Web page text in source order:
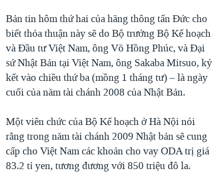
KHOA HỌC
SỨC KHOẺ
VĂN HOÁ
THỂ THAO
MỘT NĂM CHIẾN TRANH TẠI DẢI GAZA
GIẢI MÃ VÀNH ĐAI & CON ĐƯỜNG
NGÀY TỊ NẠN THẾ GIỚI
TRỊNH VĨNH BÌNH - NGƯỜI HẠ 'BÊN THẮNG CUỘC'
GROUND ZERO – XƯA VÀ NAY
CÁC GIÁ TRỊ CỘNG HÒA Ở VIỆT NAM
THƯỢNG ĐỈNH TRUMP-KIM TẠI VIỆT NAM
TRỊNH VĨNH BÌNH VS. CHÍNH PHỦ VIỆT NAM
MẠNG XÃ HỘI
Ngôn ngữ khác
Bản tin hôm thứ hai của hãng thông tấn Đức cho
biết thỏa thuận này sẽ do Bộ trưởng Bộ Kế hoạch
và Đầu tư Việt Nam, ông Võ Hồng Phúc, và Đại
sứ Nhật Bản tại Việt Nam, ông Sakaba Mitsuo, ký
kết vào chiều thứ ba (mồng 1 tháng tư) – là ngày
cuối của năm tài chánh 2008 của Nhật Bản.
Một viên chức của Bộ Kế hoạch ở Hà Nội nói
rằng trong năm tài chánh 2009 Nhật bản sẽ cung
cấp cho Việt Nam các khoản cho vay ODA trị giá
83.2 tỉ yen, tương đương với 850 triệu đô la.